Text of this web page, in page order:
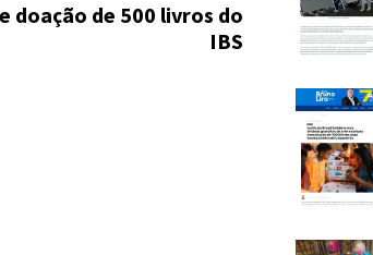
doação de 500 livros do
IBS